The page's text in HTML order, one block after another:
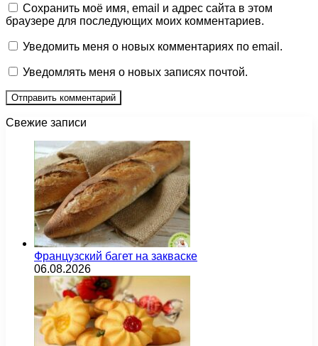
Сохранить моё имя, email и адрес сайта в этом
браузере для последующих моих комментариев.
Уведомить меня о новых комментариях по email.
Уведомлять меня о новых записях почтой.
Свежие записи
Французский багет на закваске
06.08.2026